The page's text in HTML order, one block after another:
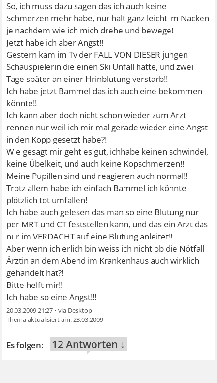
So, ich muss dazu sagen das ich auch keine
Schmerzen mehr habe, nur halt ganz leicht im Nacken
je nachdem wie ich mich drehe und bewege!
Jetzt habe ich aber Angst!!
Gestern kam im Tv der FALL VON DIESER jungen
Schauspielerin die einen Ski Unfall hatte, und zwei
Tage später an einer Hrinblutung verstarb!!
Ich habe jetzt Bammel das ich auch eine bekommen
könnte!!
Ich kann aber doch nicht schon wieder zum Arzt
rennen nur weil ich mir mal gerade wieder eine Angst
in den Kopp gesetzt habe?!
Wie gesagt mir geht es gut, ichhabe keinen schwindel,
keine Übelkeit, und auch keine Kopschmerzen!!
Meine Pupillen sind und reagieren auch normal!!
Trotz allem habe ich einfach Bammel ich könnte
plötzlich tot umfallen!
Ich habe auch gelesen das man so eine Blutung nur
per MRT und CT feststellen kann, und das ein Arzt das
nur im VERDACHT auf eine Blutung anleitet!!
Aber wenn ich erlich bin weiss ich nicht ob die Nötfall
Ärztin an dem Abend im Krankenhaus auch wirklich
gehandelt hat?!
Bitte helft mir!!
Ich habe so eine Angst!!!
20.03.2009 21:27 •
23.03.2009
12 Antworten ↓